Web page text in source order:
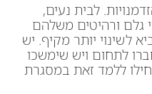
לבית נעים,
גלם ורהיטים משלהם
לשינוי יותר מקיף. יש
לתחום ויש שימשכו
ללמד זאת במסגרת